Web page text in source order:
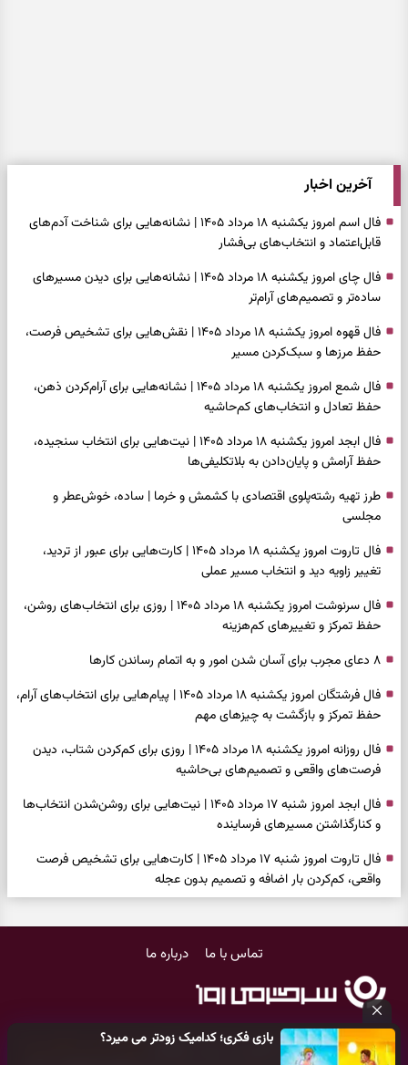
بازی فکری؛ کدامیک زودتر می میرد؟
آخرین اخبار
فال اسم امروز یکشنبه ۱۸ مرداد ۱۴۰۵ | نشانه‌هایی برای شناخت آدم‌های
قابل‌اعتماد و انتخاب‌های بی‌فشار
فال چای امروز یکشنبه ۱۸ مرداد ۱۴۰۵ | نشانه‌هایی برای دیدن مسیرهای
ساده‌تر و تصمیم‌های آرام‌تر
فال قهوه امروز یکشنبه ۱۸ مرداد ۱۴۰۵ | نقش‌هایی برای تشخیص فرصت،
حفظ مرزها و سبک‌کردن مسیر
فال شمع امروز یکشنبه ۱۸ مرداد ۱۴۰۵ | نشانه‌هایی برای آرام‌کردن ذهن،
حفظ تعادل و انتخاب‌های کم‌حاشیه
فال ابجد امروز یکشنبه ۱۸ مرداد ۱۴۰۵ | نیت‌هایی برای انتخاب سنجیده،
حفظ آرامش و پایان‌دادن به بلاتکلیفی‌ها
طرز تهیه رشته‌پلوی اقتصادی با کشمش و خرما | ساده، خوش‌عطر و
مجلسی
فال تاروت امروز یکشنبه ۱۸ مرداد ۱۴۰۵ | کارت‌هایی برای عبور از تردید،
تغییر زاویه دید و انتخاب مسیر عملی
فال سرنوشت امروز یکشنبه ۱۸ مرداد ۱۴۰۵ | روزی برای انتخاب‌های روشن،
حفظ تمرکز و تغییرهای کم‌هزینه
۸ دعای مجرب برای آسان شدن امور و به اتمام رساندن کار‌ها
فال فرشتگان امروز یکشنبه ۱۸ مرداد ۱۴۰۵ | پیام‌هایی برای انتخاب‌های آرام،
حفظ تمرکز و بازگشت به چیزهای مهم
فال روزانه امروز یکشنبه ۱۸ مرداد ۱۴۰۵ | روزی برای کم‌کردن شتاب، دیدن
فرصت‌های واقعی و تصمیم‌های بی‌حاشیه
فال ابجد امروز شنبه ۱۷ مرداد ۱۴۰۵ | نیت‌هایی برای روشن‌شدن انتخاب‌ها
و کنارگذاشتن مسیرهای فرساینده
فال تاروت امروز شنبه ۱۷ مرداد ۱۴۰۵ | کارت‌هایی برای تشخیص فرصت
واقعی، کم‌کردن بار اضافه و تصمیم بدون عجله
بخوانید
حفظ ارزش‌ها و سبک‌کردن ذهن
تماس با ما درباره ما
کلیه حقوق مادی و معنوی این سایت متعلق بهپایگاه خبری سرگرمی روز